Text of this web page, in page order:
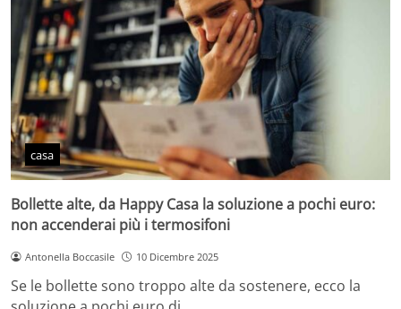
casa
Bollette alte, da Happy Casa la soluzione a pochi euro:
non accenderai più i termosifoni
Antonella Boccasile 10 Dicembre 2025
Se le bollette sono troppo alte da sostenere, ecco la